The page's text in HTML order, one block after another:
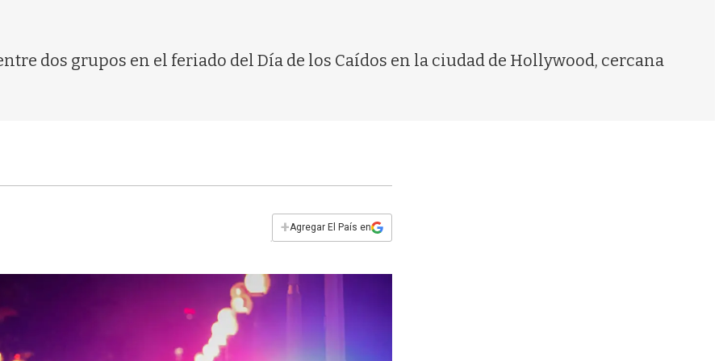
dos grupos en el feriado del Día de los Caídos en la ciudad de Hollywood, cercana
+Agregar El País en